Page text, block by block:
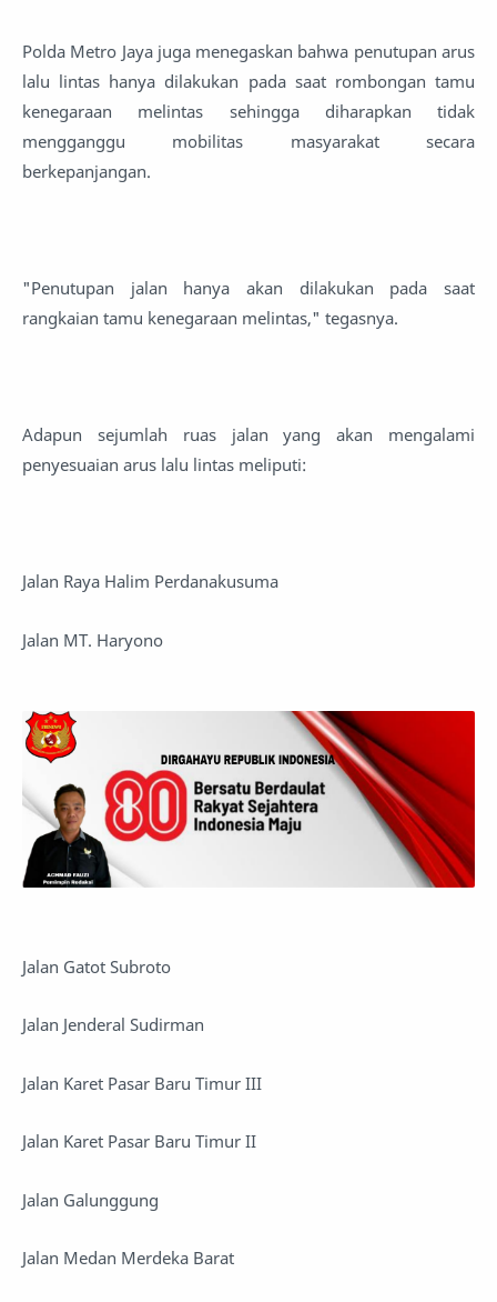
Polda Metro Jaya juga menegaskan bahwa penutupan arus
lalu lintas hanya dilakukan pada saat rombongan tamu
kenegaraan melintas sehingga diharapkan tidak
mengganggu mobilitas masyarakat secara
berkepanjangan.
"Penutupan jalan hanya akan dilakukan pada saat
rangkaian tamu kenegaraan melintas," tegasnya.
Adapun sejumlah ruas jalan yang akan mengalami
penyesuaian arus lalu lintas meliputi:
Jalan Raya Halim Perdanakusuma
Jalan MT. Haryono
Jalan Gatot Subroto
Jalan Jenderal Sudirman
Jalan Karet Pasar Baru Timur III
Jalan Karet Pasar Baru Timur II
Jalan Galunggung
Jalan Medan Merdeka Barat